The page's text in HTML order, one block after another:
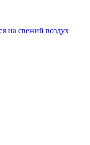
на свежий воздух